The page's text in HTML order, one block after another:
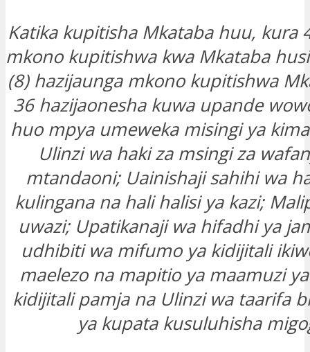
Katika kupitisha Mkataba huu, kura
mkono kupitishwa kwa Mkataba
(8) hazijaunga mkono kupitishwa
36 hazijaonesha kuwa upande
huo mpya umeweka misingi ya
Ulinzi wa haki za msingi za
mtandaoni; Uainishaji sahihi wa
kulingana na hali halisi ya kazi;
uwazi; Upatikanaji wa hifadhi ya
udhibiti wa mifumo ya kidijitali
maelezo na mapitio ya maamuzi
kidijitali pamja na Ulinzi wa taarifa
ya kupata kusuluhisha